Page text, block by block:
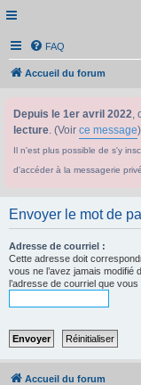
FAQ
Accueil du forum
Depuis le 1er avril 2022,
lecture. (Voir ce message)
Il n'est plus possible de s'y
d'accéder à la messagerie
Envoyer le mot de
Adresse de courriel :
Cette adresse doit
vous ne l’avez jamais modifié
l’adresse de courriel que
Accueil du forum